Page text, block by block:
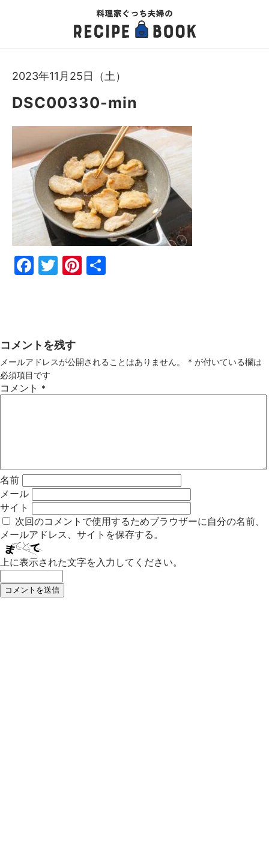
2023年11月25日（土）
DSC00330-min
Fac
Twi
Pin
コメントを残す
メールアドレスが公開されることはありません。 * が付いている欄は
必須項目です
コメント *
名前
メール
サイト
次回のコメントで使用するためブラウザーに自分の名前、
メールアドレス、サイトを保存する。
上に表示された文字を入力してください。